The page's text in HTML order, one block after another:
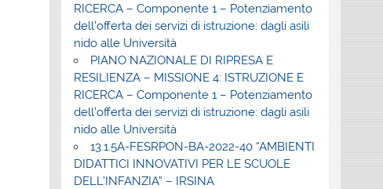
RICERCA – Componente 1 – Potenziamento
dell’offerta dei servizi di istruzione: dagli asili
nido alle Università
PIANO NAZIONALE DI RIPRESA E
RESILIENZA – MISSIONE 4: ISTRUZIONE E
RICERCA – Componente 1 – Potenziamento
dell’offerta dei servizi di istruzione: dagli asili
nido alle Università
13.1.5A-FESRPON-BA-2022-40 “AMBIENTI
DIDATTICI INNOVATIVI PER LE SCUOLE
DELL’INFANZIA” – IRSINA